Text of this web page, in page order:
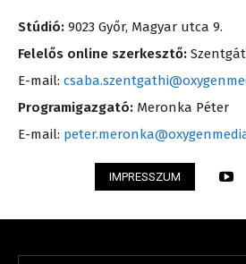
Stúdió: 9023 Győr, Magyar utca 9.
Felelős online szerkesztő:
E-mail:
Programigazgató: Meronka Péter
E-mail:
IMPRESSZUM